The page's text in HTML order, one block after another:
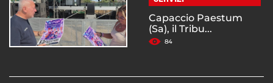
Capaccio Paestum
(Sa), il Tribu...
84